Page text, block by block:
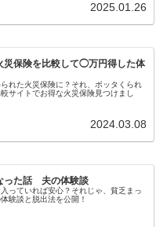
2025.01.26
保険を比較して◯万円得した体
れた火災保険に？それ、ボッタくられ
サイトでお得な火災保険見つけまし
2024.03.08
った話 夫の体験談
っていれば安心？それじゃ、貧乏まっ
験談と脱出法を公開！